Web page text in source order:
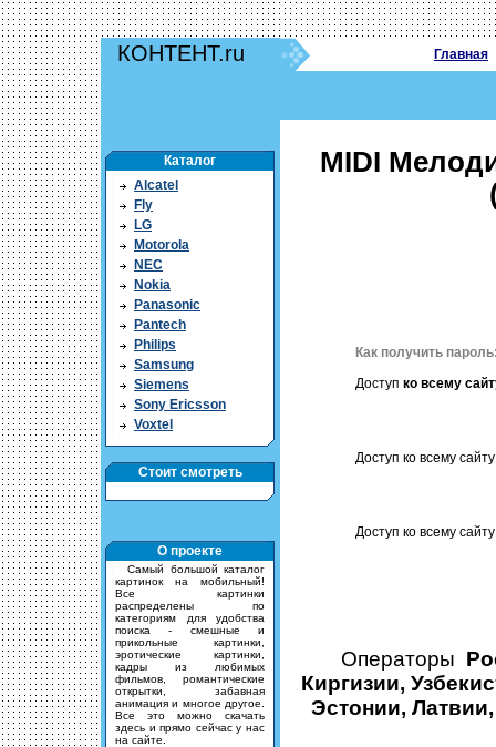
КОНТЕНТ.ru Главная
Каталог
Alcatel
Fly
LG
Motorola
NEC
Nokia
Panasonic
Pantech
Philips
Samsung
Siemens
Sony Ericsson
Voxtel
Стоит смотреть
О проекте
Cамый большой каталог
картинок на мобильный!
Все картинки
распределены по
категориям для удобства
поиска - смешные и
прикольные картинки,
эротические картинки,
кадры из любимых
фильмов, романтические
открытки, забавная
анимация и многое другое.
Все это можно скачать
здесь и прямо сейчас у нас
на сайте.
MIDI
Как получить
Доступ ко всему
Доступ ко всему
Доступ ко всему
Операторы
Киргизии,
Эстонии,